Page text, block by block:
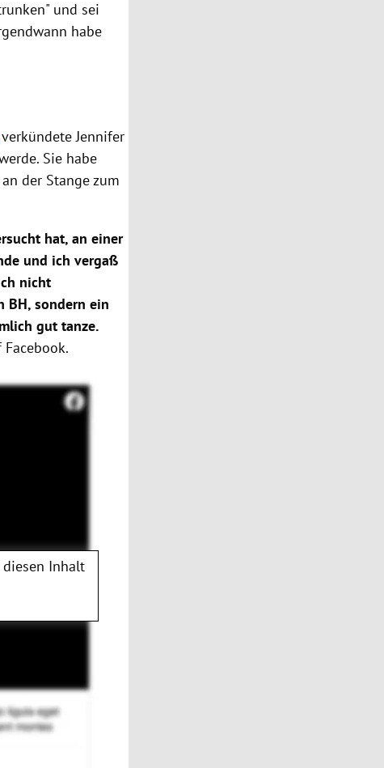
und sei
habe
Jennifer
Sie habe
der Stange zum
hat, an einer
und ich vergaß
nicht
BH, sondern ein
gut tanze.
Facebook.
Inhalt